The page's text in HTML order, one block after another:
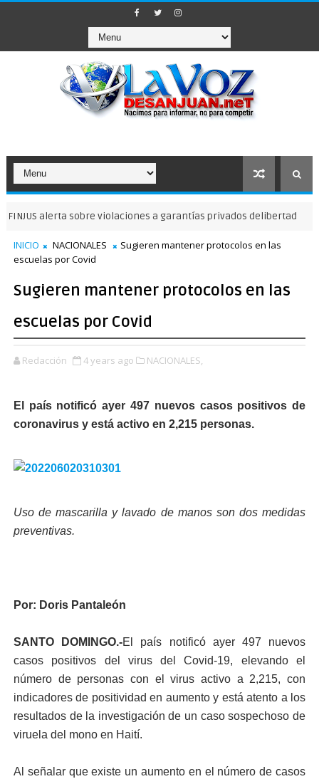
alerta sobre violaciones a garantías privados delibertad
INICIO NACIONALES
Sugieren mantener protocolos en las
escuelas por Covid
Sugieren mantener protocolos en las
escuelas por Covid
Redacción 4 years ago NACIONALES,
El país notificó ayer 497 nuevos casos positivos de
coronavirus y está activo en 2,215 personas.
Uso de mascarilla y lavado de manos son dos medidas
preventivas.
Por: Doris Pantaleón
SANTO DOMINGO.-El país notificó ayer 497 nuevos
casos positivos del virus del Covid-19, elevan­do el
número de personas con el virus activo a 2,215, con
indicadores de positi­vidad en aumento y está atento a los
resultados de la investigación de un caso sospechoso de
viruela del mono en Haití.
Al señalar que existe un aumento en el número de casos